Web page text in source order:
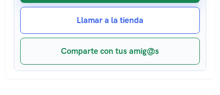
Llamar a la tienda
Comparte con tus amig@s